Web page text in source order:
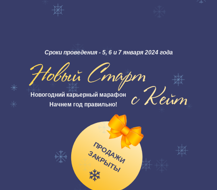
Новогодний карьерный марафон
Сроки проведения - 5, 6 и 7 января 2024 года
П
Р
О
Д
А
Ж
И
З
А
К
Р
Ы
Т
Ы
Начнем год правильно!